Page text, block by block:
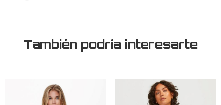
También podría interesarte